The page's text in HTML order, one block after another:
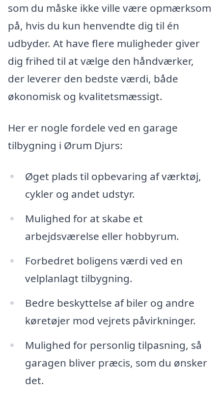
som du måske ikke ville være opmærksom
på, hvis du kun henvendte dig til én
udbyder. At have flere muligheder giver
dig frihed til at vælge den håndværker,
der leverer den bedste værdi, både
økonomisk og kvalitetsmæssigt.
Her er nogle fordele ved en garage
tilbygning i Ørum Djurs:
Øget plads til opbevaring af værktøj,
cykler og andet udstyr.
Mulighed for at skabe et
arbejdsværelse eller hobbyrum.
Forbedret boligens værdi ved en
velplanlagt tilbygning.
Bedre beskyttelse af biler og andre
køretøjer mod vejrets påvirkninger.
Mulighed for personlig tilpasning, så
garagen bliver præcis, som du ønsker
det.